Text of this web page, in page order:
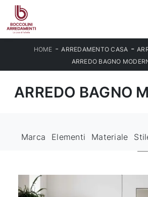
HOME -ARREDAMENTO CASA -
ARREDO BAGNO
ARREDO BAGNO
Marca Elementi Materiale